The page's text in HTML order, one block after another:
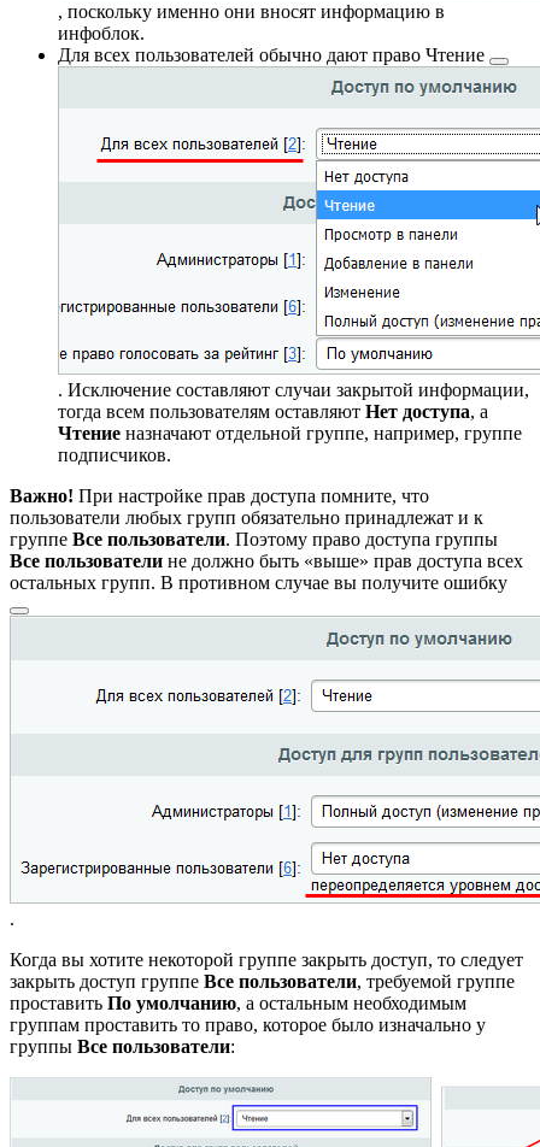
, поскольку именно они вносят информацию в
инфоблок.
Для всех пользователей обычно дают право Чтение
. Исключение составляют случаи закрытой информации,
тогда всем пользователям оставляют Нет доступа, а
Чтение назначают отдельной группе, например, группе
подписчиков.
Важно! При настройке прав доступа помните, что
пользователи любых групп обязательно принадлежат и к
группе Все пользователи. Поэтому право доступа группы
Все пользователи не должно быть «выше» прав доступа всех
остальных групп. В противном случае вы получите ошибку
.
Когда вы хотите некоторой группе закрыть доступ, то следует
закрыть доступ группе Все пользователи, требуемой группе
проставить По умолчанию, а остальным необходимым
группам проставить то право, которое было изначально у
группы Все пользователи: